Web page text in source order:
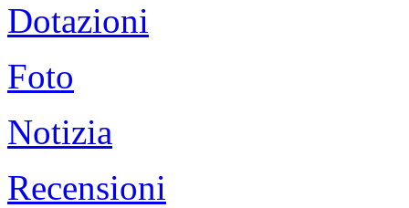
Dotazioni
Foto
Notizia
Recensioni